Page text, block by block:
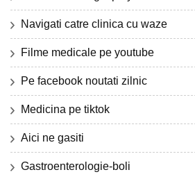
Navigati catre clinica cu waze
Filme medicale pe youtube
Pe facebook noutati zilnic
Medicina pe tiktok
Aici ne gasiti
Gastroenterologie-boli